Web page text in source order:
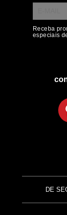
Receba
especiais
DE